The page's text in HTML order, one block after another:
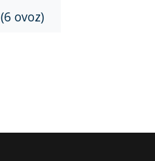
(6 ovoz)